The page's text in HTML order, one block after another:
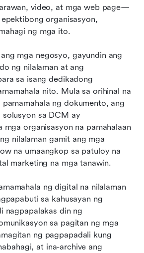
video, at mga web page—
organisasyon,
ng mga ito.
mga negosyo, gayundin ang
ng nilalaman at ang
sa isang dedikadong
nito. Mula sa orihinal na
ng dokumento, ang
solusyon sa DCM ay
mga organisasyon na pamahalaan
nilalaman gamit ang mga
na umaangkop sa patuloy na
marketing na mga tanawin.
ng digital na nilalaman
sa kahusayan ng
nagpapalakas din ng
sa pagitan ng mga
ng pagpapadali kung
at ina-archive ang